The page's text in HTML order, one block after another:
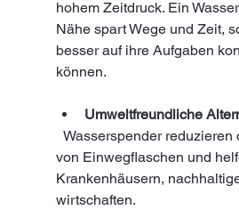
hohem Zeitdruck. Ein
Nähe spart Wege und Zeit,
besser auf ihre Aufgaben
können.
Umweltfreundliche
von Einwegflaschen und
Krankenhäusern,
wirtschaften.